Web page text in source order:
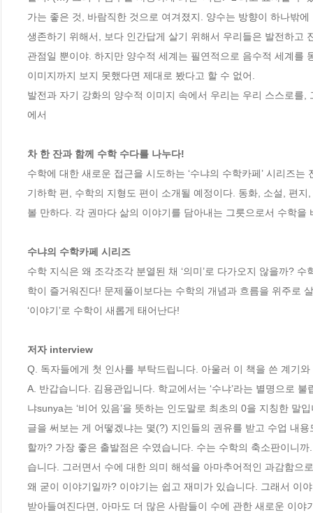
가는 좋은 것, 바람직한 것으로 여겨졌지. 양수는 방향이 하나밖
생존하기 위해서, 보다 인간답게 살기 위해서 우리들은 발전하고
관점일 뿐이야. 하지만 양수적 세계는 필연적으로 음수적 세계를
이미지까지 보지 못했다면 제대로 봤다고 할 수 없어.
발전과 자기 강화의 양수적 이미지 속에서 우리는 우리 스스로
에서
차 한 잔과 함께 수학 수다를 나누다!
수학에 대한 새로운 접근을 시도하는 ‘수냐의 수학카페’ 시리즈
기하학 편, 수학의 지형도 편이 소개될 예정이다. 동화, 소설, 편
볼 만하다. 각 권마다 삶의 이야기를 담아내는 그릇으로서 수학
수냐의 수학카페 시리즈
수학 지식은 왜 조각조각 분열된 채 ‘의미’로 다가오지 않을까?
학이 즐거워진다! 문제풀이보다는 수학의 개념과 흐름을 위주로
‘이야기’로 수학이 새롭게 태어난다!
저자 interview
Q. 독자들에게 첫 인사를 부탁드립니다. 아울러 이 책을 쓴 계기
A. 반갑습니다. 김용관입니다. 학교에서는 ‘수냐’라는 별명으로
냐sunya는 ‘비어 있음’을 뜻하는 인도말로 최초의 0을 지칭한
글을 써보는 게 어떻겠냐는 몇(?) 지인들의 권유를 받고 수업 내
할까? 가장 좋은 출발점은 수였습니다. 수는 수학의 축소판이니
습니다. 그러면서 수에 대한 의미 해석을 아마추어적인 과감함으
왜 굳이 이야기일까? 이야기는 쉽고 재미가 있습니다. 그래서 이
받아들여진다면, 아마도 더 많은 사람들이 수에 관한 새로운 이